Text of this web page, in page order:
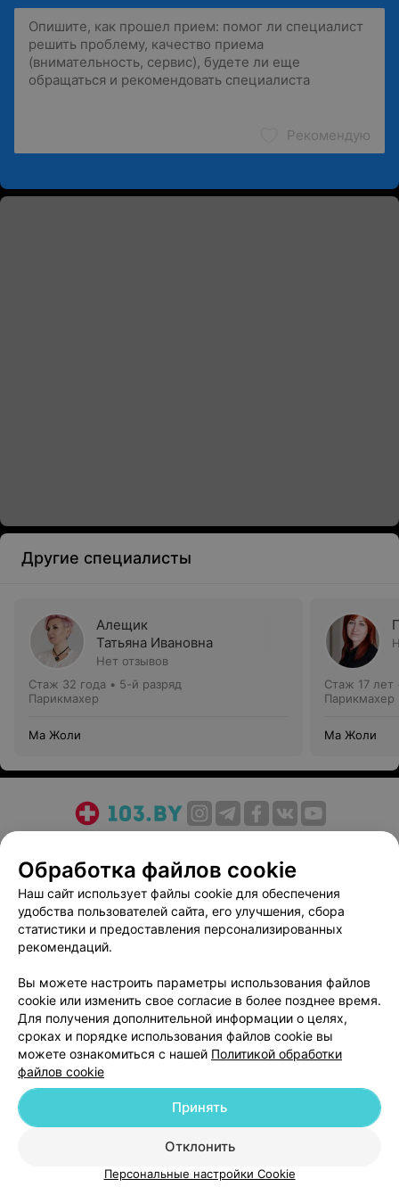
Рекомендую
Другие специалисты
Алещик
Татьяна Ивановна
Нет отзывов
Стаж 32 года • 5-й разряд
Парикмахер
Ма Жоли
Стаж 17 лет
Парикмахер
Ма Жоли
Медицинский маркетинг
Публичный договор
Пользовательское соглашение
Способы оплаты
Вакансии
Партнеры
Написать руководителю 103.by
Персональные настройки cookie
Обработка персональных данных
Обработка файлов cookie
Наш сайт использует файлы cookie для обеспечения
удобства пользователей сайта, его улучшения, сбора
статистики и предоставления персонализированных
рекомендаций.
Вы можете настроить параметры использования файлов
cookie или изменить свое согласие в более позднее время.
Для получения дополнительной информации о целях,
сроках и порядке использования файлов cookie вы
можете ознакомиться с нашей Политикой обработки
файлов cookie
Отклонить
Принять
Персональные настройки Cookie